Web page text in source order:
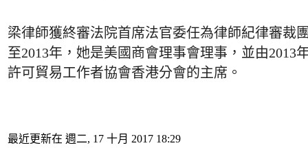
梁律師獲終審法院首席法官委任為律師紀律審裁
至2013年，她是美國商會理事會理事，並由2013
許可貿易工作者協會香港分會的主席。
最近更新在 週二, 17 十月 2017 18:29